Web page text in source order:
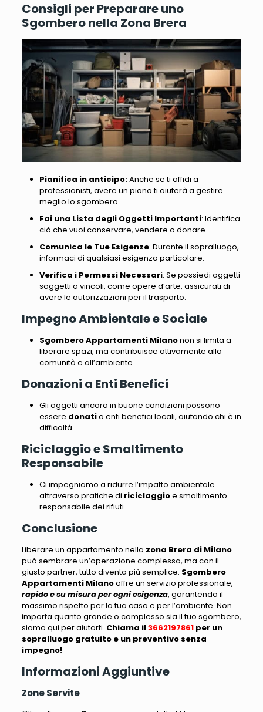
Consigli per Preparare uno
Sgombero nella Zona Brera
Pianifica in anticipo:Anche se ti affidi a
professionisti, avere un piano ti aiuterà a gestire
meglio lo sgombero.
Fai una Lista degli Oggetti Importanti: Identifica
ciò che vuoi conservare, vendere o donare.
Comunica le Tue Esigenze: Durante il sopralluogo,
informaci di qualsiasi esigenza particolare.
Verifica i Permessi Necessari: Se possiedi oggetti
soggetti a vincoli, come opere d’arte, assicurati di
avere le autorizzazioni per il trasporto.
Impegno Ambientale e Sociale
Sgombero Appartamenti Milanonon si limita a
liberare spazi, ma contribuisce attivamente alla
comunità e all’ambiente.
Donazioni a Enti Benefici
Gli oggetti ancora in buone condizioni possono
essere donatia enti benefici locali, aiutando chi è in
difficoltà.
Riciclaggio e Smaltimento
Responsabile
Ci impegniamo a ridurre l’impatto ambientale
attraverso pratiche di riciclaggioe smaltimento
responsabile dei rifiuti.
Conclusione
Liberare un appartamento nella zona Brera di Milano
può sembrare un’operazione complessa, ma con il
giusto partner, tutto diventa più semplice. Sgombero
Appartamenti Milanooffre un servizio professionale,
rapido e su misura per ogni esigenza, garantendo il
massimo rispetto per la tua casa e per l’ambiente. Non
importa quanto grande o complesso sia il tuo sgombero,
siamo qui per aiutarti. Chiama il3662197861per un
sopralluogo gratuito e un preventivo senza
impegno!
Informazioni Aggiuntive
Zone Servite